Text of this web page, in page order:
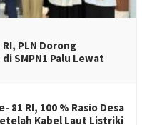
PLN Dorong
SMPN1 Palu Lewat
81 RI, 100 % Rasio Desa
Kabel Laut Listriki